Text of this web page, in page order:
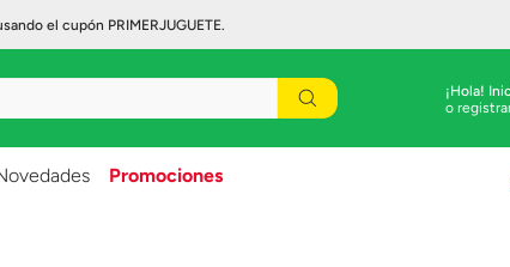
el cupón PRIMERJUGUETE.
¡Hola!
Promociones